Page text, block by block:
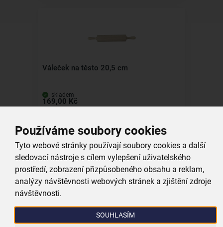
Používáme soubory cookies
Tyto webové stránky používají soubory cookies a další
sledovací nástroje s cílem vylepšení uživatelského
prostředí, zobrazení přizpůsobeného obsahu a reklam,
analýzy návštěvnosti webových stránek a zjištění zdroje
návštěvnosti.
SOUHLASÍM
Váleček na těsto 20,5 cm
skladem
169,00 Kč
Zdobicí sáček 30 cm 3 ks